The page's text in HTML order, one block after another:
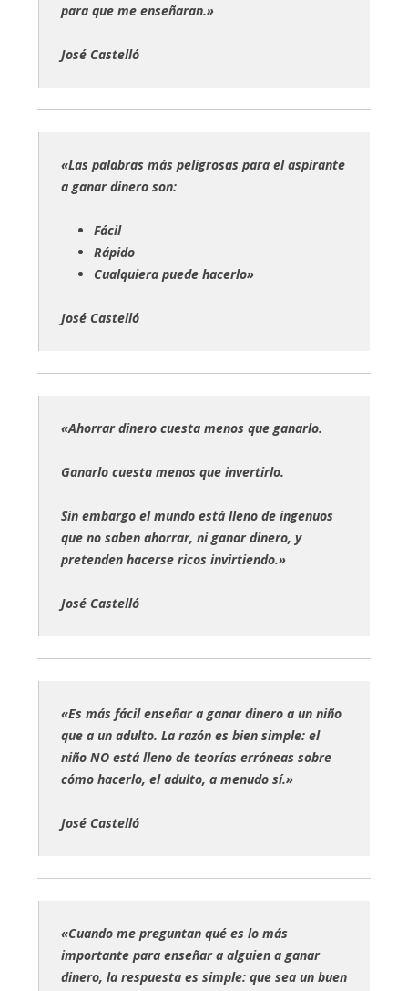
para que me enseñaran.»
José Castelló
«Las palabras más peligrosas para el aspirante
a ganar dinero son:
Fácil
Rápido
Cualquiera puede hacerlo»
José Castelló
«Ahorrar dinero cuesta menos que ganarlo.
Ganarlo cuesta menos que invertirlo.
Sin embargo el mundo está lleno de ingenuos
que no saben ahorrar, ni ganar dinero, y
pretenden hacerse ricos invirtiendo.»
José Castelló
«Es más fácil enseñar a ganar dinero a un niño
que a un adulto. La razón es bien simple: el
niño NO está lleno de teorías erróneas sobre
cómo hacerlo, el adulto, a menudo sí.»
José Castelló
«Cuando me preguntan qué es lo más
importante para enseñar a alguien a ganar
dinero, la respuesta es simple: que sea un buen